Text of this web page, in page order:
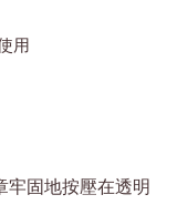
用
牢固地按壓在透明